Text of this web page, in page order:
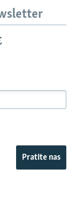
Pratite nas